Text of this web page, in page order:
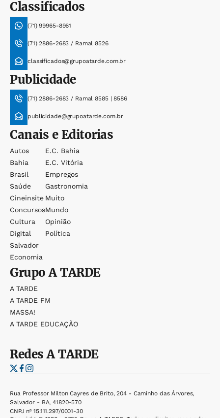
Classificados
(71) 99965-8961
(71) 2886-2683 / Ramal 8526
classificados@grupoatarde.com.br
Publicidade
(71) 2886-2683 / Ramal 8585 | 8586
publicidade@grupoatarde.com.br
Canais e Editorias
Autos
Bahia
Brasil
Saúde
Cineinsite
Concursos
Cultura
Digital
Salvador
Economia
E.c. Bahia
E.c. Vitória
Empregos
Gastronomia
Muito
Mundo
Opinião
Política
GrupoA TARDE
A TARDE
A TARDE FM
MASSA!
A TARDE EDUCAÇÃO
RedesA TARDE
Rua Professor Milton Cayres de Brito, 204 - Caminho das Árvores,
Salvador - BA, 41820-570
CNPJ nº 15.111.297/0001-30